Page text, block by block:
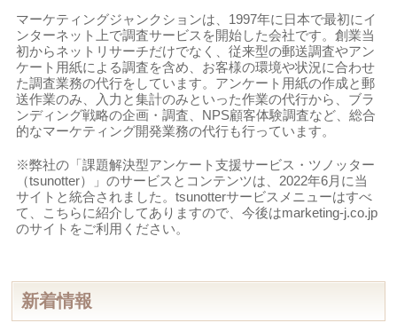
マーケティングジャンクションは、1997年に日本で最初にイ
ンターネット上で調査サービスを開始した会社です。創業当
初からネットリサーチだけでなく、従来型の郵送調査やアン
ケート用紙による調査を含め、お客様の環境や状況に合わせ
た調査業務の代行をしています。アンケート用紙の作成と郵
送作業のみ、入力と集計のみといった作業の代行から、ブラ
ンディング戦略の企画・調査、NPS顧客体験調査など、総合
的なマーケティング開発業務の代行も行っています。
※弊社の「課題解決型アンケート支援サービス・ツノッター
（tsunotter）」のサービスとコンテンツは、2022年6月に当
サイトと統合されました。tsunotterサービスメニューはすべ
て、こちらに紹介してありますので、今後はmarketing-j.co.jp
のサイトをご利用ください。
新着情報